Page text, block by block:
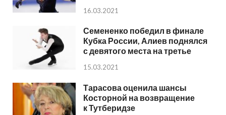
16.03.2021
Семененко победил в финале
Кубка России, Алиев поднялся
с девятого места на третье
15.03.2021
Тарасова оценила шансы
Косторной на возвращение
к Тутберидзе